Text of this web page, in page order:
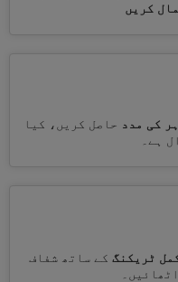
کریں
کی مدد حاصل کریں، کیا
ہے۔
ٹریکنگ کے ساتھ شفاف